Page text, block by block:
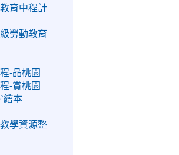
育中程計
勞動教育
-品桃園
-賞桃園
繪本
學資源整